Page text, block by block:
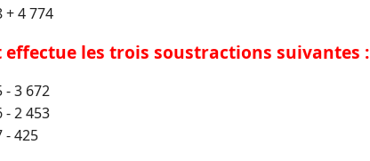
+ 4 774
effectue les trois soustractions suivantes :
- 3 672
- 2 453
- 425